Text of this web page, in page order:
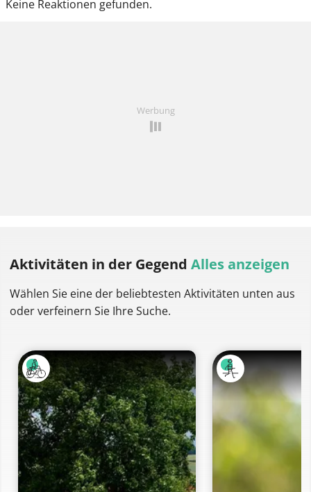
Keine Reaktionen gefunden.
Werbung
Aktivitäten in der Gegend Alles anzeigen
Wählen Sie eine der beliebtesten Aktivitäten unten aus
oder verfeinern Sie Ihre Suche.